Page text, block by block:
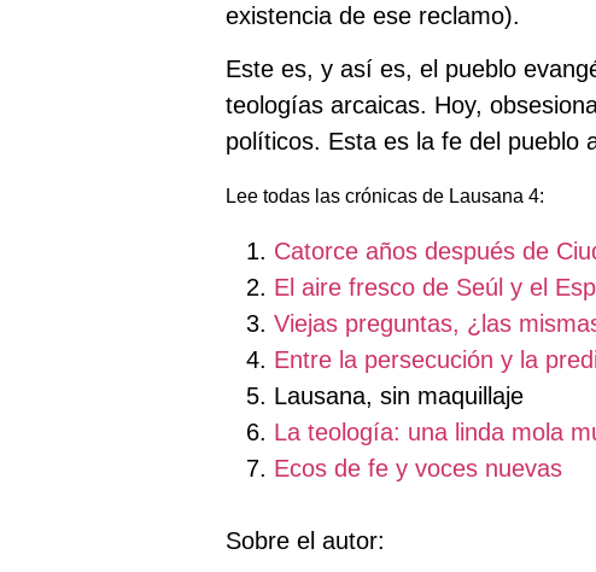
existencia de ese reclamo).
Este es, y así es, el pueblo
teologías arcaicas. Hoy,
políticos. Esta es la fe del pueblo
Lee todas las crónicas de Lausana 4:
Catorce años después de
El aire fresco de Seúl y el
Viejas preguntas, ¿las
Entre la persecución y la
Lausana, sin maquillaje
La teología: una linda mola
Ecos de fe y voces nuevas
Sobre el autor: